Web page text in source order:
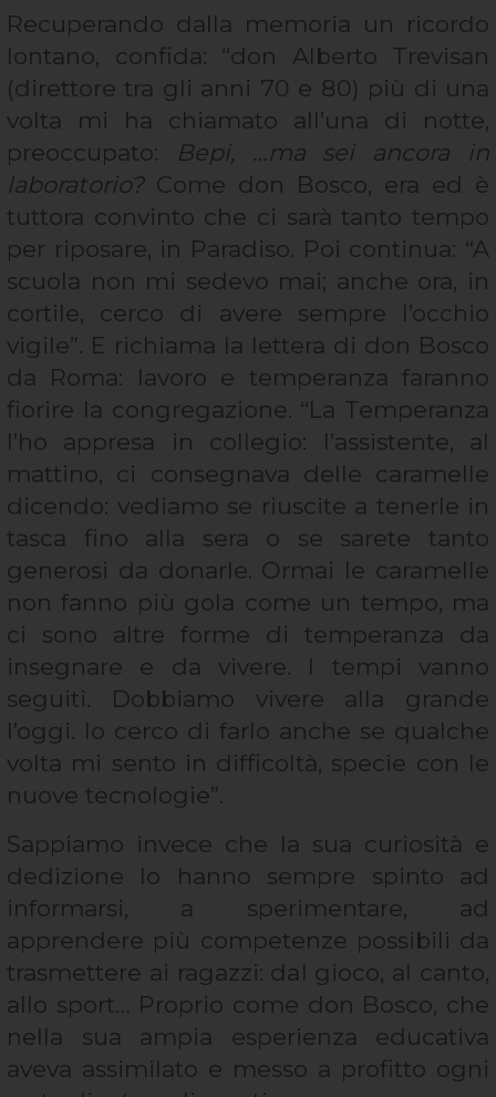
Recuperando dalla memoria un ricordo
lontano, confida: “don Alberto Trevisan
(direttore tra gli anni 70 e 80) più di una
volta mi ha chiamato all’una di notte,
preoccupato:
Bepi, …ma sei ancora in
laboratorio?Come don Bosco, era ed è
tuttora convinto che ci sarà tanto tempo
per riposare, in Paradiso. Poi continua: “A
scuola non mi sedevo mai; anche ora, in
cortile, cerco di avere sempre l’occhio
vigile”. E richiama la lettera di don Bosco
da Roma: lavoro e temperanza faranno
fiorire la congregazione. “La Temperanza
l’ho appresa in collegio: l’assistente, al
mattino, ci consegnava delle caramelle
dicendo: vediamo se riuscite a tenerle in
tasca fino alla sera o se sarete tanto
generosi da donarle. Ormai le caramelle
non fanno più gola come un tempo, ma
ci sono altre forme di temperanza da
insegnare e da vivere. I tempi vanno
seguiti. Dobbiamo vivere alla grande
l’oggi. Io cerco di farlo anche se qualche
volta mi sento in difficoltà, specie con le
nuove tecnologie”.
Sappiamo invece che la sua curiosità e
dedizione lo hanno sempre spinto ad
informarsi, a sperimentare, ad
apprendere più competenze possibili da
trasmettere ai ragazzi: dal gioco, al canto,
allo sport… Proprio come don Bosco, che
nella sua ampia esperienza educativa
aveva assimilato e messo a profitto ogni